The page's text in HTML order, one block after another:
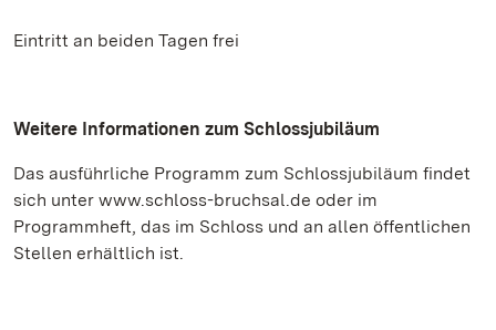
Eintritt an beiden Tagen frei
Weitere Informationen zum Schlossjubiläum
Das ausführliche Programm zum Schlossjubiläum findet
sich unter www.schloss-bruchsal.de oder im
Programmheft, das im Schloss und an allen öffentlichen
Stellen erhältlich ist.